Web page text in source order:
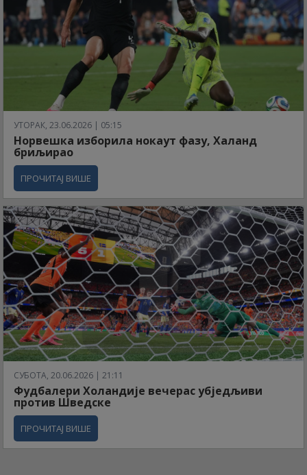
УТОРАК, 23.06.2026 | 05:15
Норвешка изборила нокаут фазу, Халанд
бриљирао
ПРОЧИТАЈ ВИШЕ
СУБОТА, 20.06.2026 | 21:11
Фудбалери Холандије вечерас убједљиви
против Шведске
ПРОЧИТАЈ ВИШЕ